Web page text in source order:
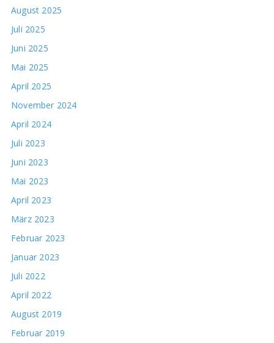
August 2025
Juli 2025
Juni 2025
Mai 2025
April 2025
November 2024
April 2024
Juli 2023
Juni 2023
Mai 2023
April 2023
März 2023
Februar 2023
Januar 2023
Juli 2022
April 2022
August 2019
Februar 2019